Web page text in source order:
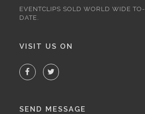
EVENTCLIPS SOLD WORLD WIDE TO-
DATE.
VISIT US ON
SEND MESSAGE